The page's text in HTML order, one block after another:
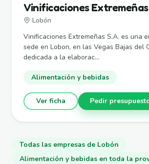
Vinificaciones
Lobón
Vinificaciones Extremeñas S.A. es una
sede en Lobon, en las Vegas Bajas del
dedicada a la elaborac...
Alimentación y bebidas
Ver ficha Pedir
Todas las empresas de Lobón
Alimentación y bebidas en toda la